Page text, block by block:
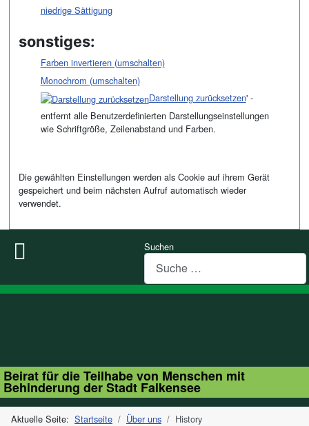
niedrige Sättigung
sonstiges:
Farben invertieren (umschalten)
Monochrom (umschalten)
Darstellung zurücksetzen' -
entfernt alle Benutzerdefinierten Darstellungseinstellungen
wie Schriftgröße, Zeilenabstand und Farben.
Die gewählten Einstellungen werden als Cookie auf ihrem Gerät
gespeichert und beim nächsten Aufruf automatisch wieder
verwendet.
Suchen
Beirat für die Teilhabe von Menschen mit
Behinderung der Stadt Falkensee
Aktuelle Seite: Startseite Über uns History